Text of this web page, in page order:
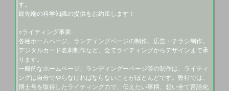
す。
最先端の科学知識の提供をお約束します！
○ライティング事業
各種ホームページ、ランディングページの制作。広告・チラシ制作。
デジタルカード名刺制作など、全てライティングからデザインまで承
ります。
一般的なホームページ、ランディングーページ等の制作は、ライティ
ングは自分でやらなければならないことがほとんどです。弊社では、
博士号を取得したライティング力で、伝えたい事柄、想い全て言語化